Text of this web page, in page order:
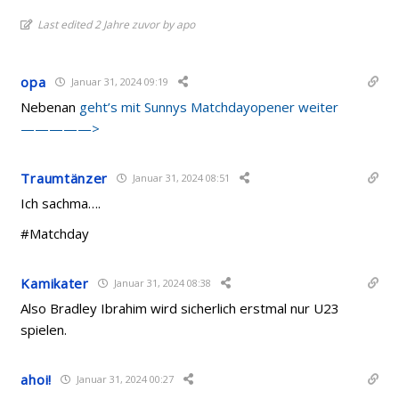
Last edited 2 Jahre zuvor by apo
opa Januar 31, 2024 09:19
Nebenan geht’s mit Sunnys Matchdayopener weiter
—————>
Traumtänzer Januar 31, 2024 08:51
Ich sachma….
#Matchday
Kamikater Januar 31, 2024 08:38
Also Bradley Ibrahim wird sicherlich erstmal nur U23
spielen.
ahoi! Januar 31, 2024 00:27